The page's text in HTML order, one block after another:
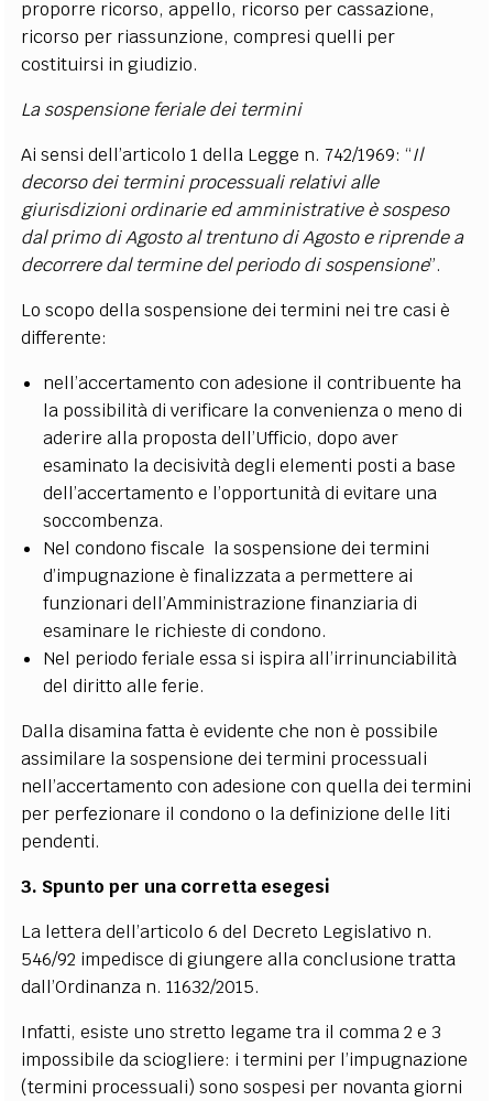
proporre ricorso, appello, ricorso per cassazione,
ricorso per riassunzione, compresi quelli per
costituirsi in giudizio.
La sospensione feriale dei termini
Ai sensi dell’articolo 1 della Legge n. 742/1969: “Il
decorso dei termini processuali relativi alle
giurisdizioni ordinarie ed amministrative è sospeso
dal primo di Agosto al trentuno di Agosto e riprende a
decorrere dal termine del periodo di sospensione”.
Lo scopo della sospensione dei termini nei tre casi è
differente:
nell’accertamento con adesione il contribuente ha
la possibilità di verificare la convenienza o meno di
aderire alla proposta dell’Ufficio, dopo aver
esaminato la decisività degli elementi posti a base
dell’accertamento e l’opportunità di evitare una
soccombenza.
Nel condono fiscale la sospensione dei termini
d’impugnazione è finalizzata a permettere ai
funzionari dell’Amministrazione finanziaria di
esaminare le richieste di condono.
Nel periodo feriale essa si ispira all’irrinunciabilità
del diritto alle ferie.
Dalla disamina fatta è evidente che non è possibile
assimilare la sospensione dei termini processuali
nell’accertamento con adesione con quella dei termini
per perfezionare il condono o la definizione delle liti
pendenti.
3. Spunto per una corretta esegesi
La lettera dell’articolo 6 del Decreto Legislativo n.
546/92 impedisce di giungere alla conclusione tratta
dall’Ordinanza n. 11632/2015.
Infatti, esiste uno stretto legame tra il comma 2 e 3
impossibile da sciogliere: i termini per l’impugnazione
(termini processuali) sono sospesi per novanta giorni